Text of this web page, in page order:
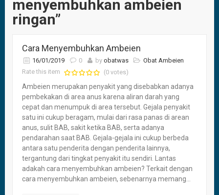
menyembuhkan ambeien
ringan”
Cara Menyembuhkan Ambeien
16/01/2019 0 by obatwas
Obat Ambeien
Rate this item
(0 votes)
Ambeien merupakan penyakit yang disebabkan adanya
pembekakan di area anus karena aliran darah yang
cepat dan menumpuk di area tersebut. Gejala penyakit
satu ini cukup beragam, mulai dari rasa panas di arean
anus, sulit BAB, sakit ketika BAB, serta adanya
pendarahan saat BAB. Gejala-gejala ini cukup berbeda
antara satu penderita dengan penderita lainnya,
tergantung dari tingkat penyakit itu sendiri. Lantas
adakah cara menyembuhkan ambeien? Terkait dengan
cara menyembuhkan ambeien, sebenarnya memang...